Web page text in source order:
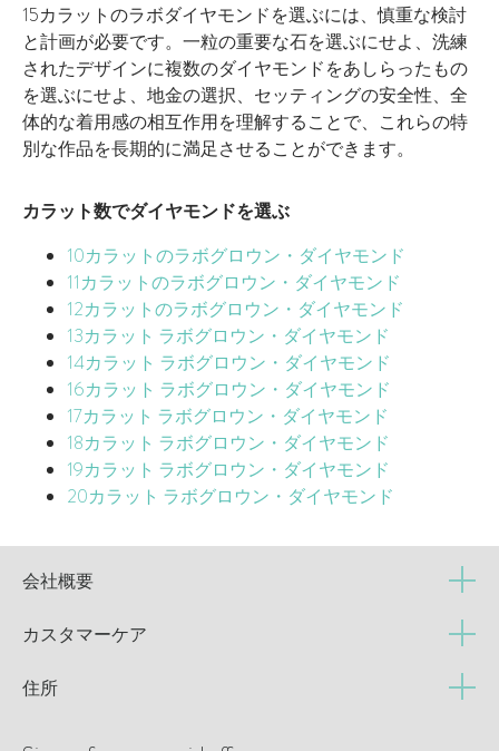
15カラットのラボダイヤモンドを選ぶには、慎重な検討
と計画が必要です。一粒の重要な石を選ぶにせよ、洗練
されたデザインに複数のダイヤモンドをあしらったもの
を選ぶにせよ、地金の選択、セッティングの安全性、全
体的な着用感の相互作用を理解することで、これらの特
別な作品を長期的に満足させることができます。
カラット数でダイヤモンドを選ぶ
10カラットのラボグロウン・ダイヤモンド
11カラットのラボグロウン・ダイヤモンド
12カラットのラボグロウン・ダイヤモンド
13カラット ラボグロウン・ダイヤモンド
14カラット ラボグロウン・ダイヤモンド
16カラット ラボグロウン・ダイヤモンド
17カラット ラボグロウン・ダイヤモンド
18カラット ラボグロウン・ダイヤモンド
19カラット ラボグロウン・ダイヤモンド
20カラット ラボグロウン・ダイヤモンド
会社概要
カスタマーケア
住所